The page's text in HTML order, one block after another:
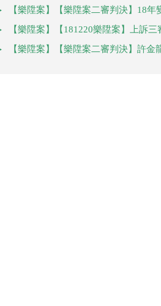
【樂陞案】【樂陞案二審判決】18
【樂陞案】【181220樂陞案】上訴
【樂陞案】【樂陞案二審判決】許